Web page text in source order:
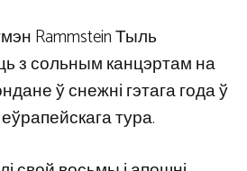
Rammstein Тыль
з сольным канцэртам на
ў снежні гэтага года ў
тура.